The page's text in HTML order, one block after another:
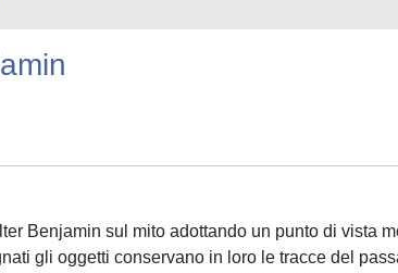
Benjamin sul mito adottando un punto di vista
gli oggetti conservano in loro le tracce del